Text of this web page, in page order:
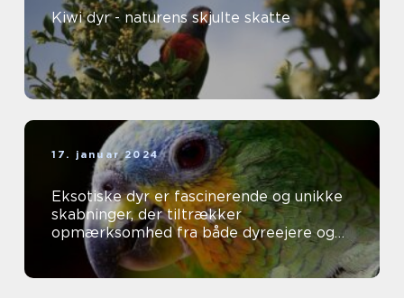
Kiwi dyr - naturens skjulte skatte
17. januar 2024
Eksotiske dyr er fascinerende og unikke
skabninger, der tiltrækker
opmærksomhed fra både dyreejere og
dyreelskere over hele verden